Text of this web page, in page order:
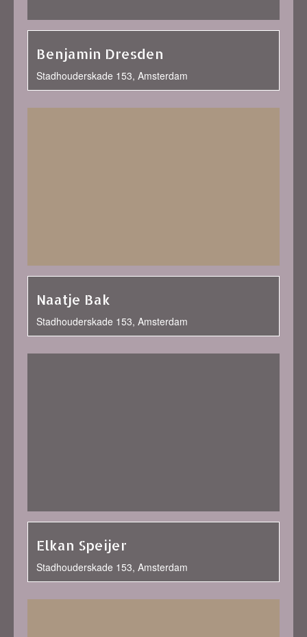
Benjamin Dresden
Stadhouderskade 153, Amsterdam
Naatje Bak
Stadhouderskade 153, Amsterdam
Elkan Speijer
Stadhouderskade 153, Amsterdam